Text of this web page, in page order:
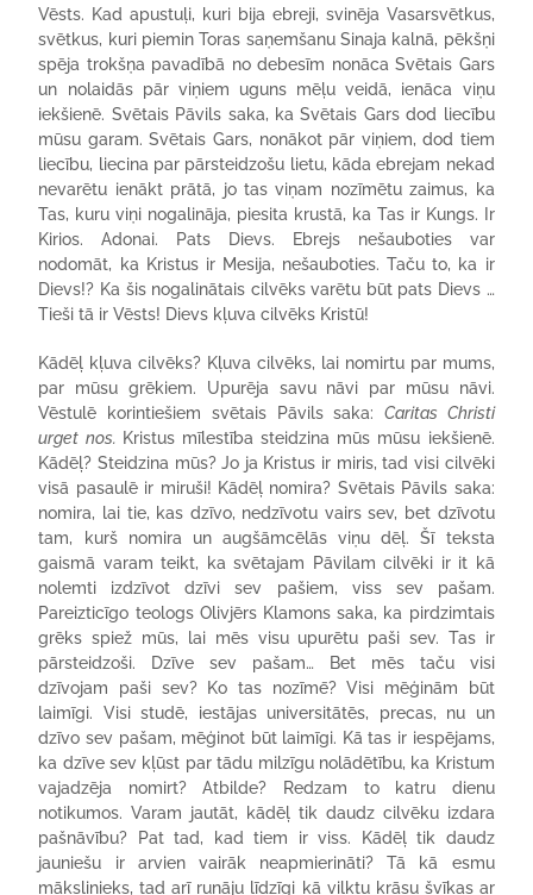
Vēsts. Kad apustuļi, kuri bija ebreji, svinēja Vasarsvētkus,
svētkus, kuri piemin Toras saņemšanu Sinaja kalnā, pēkšņi
spēja trokšņa pavadībā no debesīm nonāca Svētais Gars
un nolaidās pār viņiem uguns mēļu veidā, ienāca viņu
iekšienē. Svētais Pāvils saka, ka Svētais Gars dod liecību
mūsu garam. Svētais Gars, nonākot pār viņiem, dod tiem
liecību, liecina par pārsteidzošu lietu, kāda ebrejam nekad
nevarētu ienākt prātā, jo tas viņam nozīmētu zaimus, ka
Tas, kuru viņi nogalināja, piesita krustā, ka Tas ir Kungs. Ir
Kirios. Adonai. Pats Dievs. Ebrejs nešauboties var
nodomāt, ka Kristus ir Mesija, nešauboties. Taču to, ka ir
Dievs!? Ka šis nogalinātais cilvēks varētu būt pats Dievs …
Tieši tā ir Vēsts! Dievs kļuva cilvēks Kristū!
Kādēļ kļuva cilvēks? Kļuva cilvēks, lai nomirtu par mums,
par mūsu grēkiem. Upurēja savu nāvi par mūsu nāvi.
Vēstulē korintiešiem svētais Pāvils saka: Caritas Christi
urget nos. Kristus mīlestība steidzina mūs mūsu iekšienē.
Kādēļ? Steidzina mūs? Jo ja Kristus ir miris, tad visi cilvēki
visā pasaulē ir miruši! Kādēļ nomira? Svētais Pāvils saka:
nomira, lai tie, kas dzīvo, nedzīvotu vairs sev, bet dzīvotu
tam, kurš nomira un augšāmcēlās viņu dēļ. Šī teksta
gaismā varam teikt, ka svētajam Pāvilam cilvēki ir it kā
nolemti izdzīvot dzīvi sev pašiem, viss sev pašam.
Pareizticīgo teologs Olivjērs Klamons saka, ka pirdzimtais
grēks spiež mūs, lai mēs visu upurētu paši sev. Tas ir
pārsteidzoši. Dzīve sev pašam… Bet mēs taču visi
dzīvojam paši sev? Ko tas nozīmē? Visi mēģinām būt
laimīgi. Visi studē, iestājas universitātēs, precas, nu un
dzīvo sev pašam, mēģinot būt laimīgi. Kā tas ir iespējams,
ka dzīve sev kļūst par tādu milzīgu nolādētību, ka Kristum
vajadzēja nomirt? Atbilde? Redzam to katru dienu
notikumos. Varam jautāt, kādēļ tik daudz cilvēku izdara
pašnāvību? Pat tad, kad tiem ir viss. Kādēļ tik daudz
jauniešu ir arvien vairāk neapmierināti? Tā kā esmu
mākslinieks, tad arī runāju līdzīgi kā vilktu krāsu švīkas ar